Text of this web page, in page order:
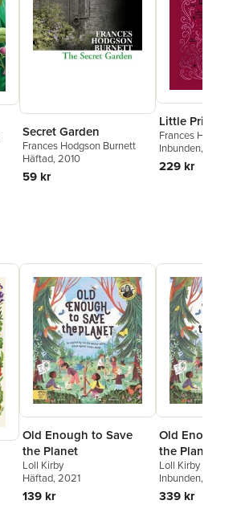
Secret Garden
Frances Hodgson Burnett
Häftad, 2010
59 kr
Little Princess
Frances Hodgson
Inbunden, 2025
229 kr
Old Enough to Save
the Planet
Loll Kirby
Häftad, 2021
139 kr
Old Enough
the Planet: A
Book
Loll Kirby
Inbunden, 2021
339 kr